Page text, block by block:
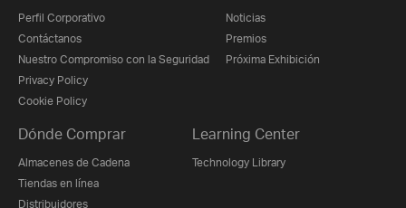
Perfil Corporativo
Contáctanos
Nuestro Compromiso con la Seguridad
Privacy Policy
Cookie Policy
Noticias
Premios
Próxima Exhibición
Dónde Comprar
Almacenes de Cadena
Tiendas en línea
Distribuidores
Learning Center
Technology Library